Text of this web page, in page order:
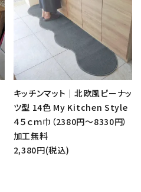
キッチンマット｜北欧風ピーナッ
ツ型 14色 My Kitchen Style
４５ｃｍ巾（2380円～8330円）
加工無料
2,380円(税込)